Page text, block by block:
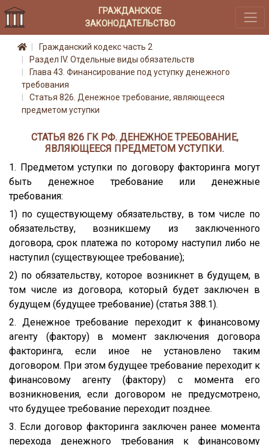
ГРАЖДАНСКОЕ
ЗАКОНОДАТЕЛЬСТВО
Гражданский кодекс часть 2
Раздел IV. Отдельные виды обязательств
Глава 43. Финансирование под уступку денежного
требования
Статья 826. Денежное требование, являющееся
предметом уступки
СТАТЬЯ 826 ГК РФ. ДЕНЕЖНОЕ ТРЕБОВАНИЕ,
ЯВЛЯЮЩЕЕСЯ ПРЕДМЕТОМ УСТУПКИ.
1. Предметом уступки по договору факторинга могут
быть денежное требование или денежные
требования:
1) по существующему обязательству, в том числе по
обязательству, возникшему из заключенного
договора, срок платежа по которому наступил либо не
наступил (существующее требование);
2) по обязательству, которое возникнет в будущем, в
том числе из договора, который будет заключен в
будущем (будущее требование) (статья 388.1).
2. Денежное требование переходит к финансовому
агенту (фактору) в момент заключения договора
факторинга, если иное не установлено таким
договором. При этом будущее требование переходит к
финансовому агенту (фактору) с момента его
возникновения, если договором не предусмотрено,
что будущее требование переходит позднее.
3. Если договор факторинга заключен ранее момента
перехода денежного требования к финансовому